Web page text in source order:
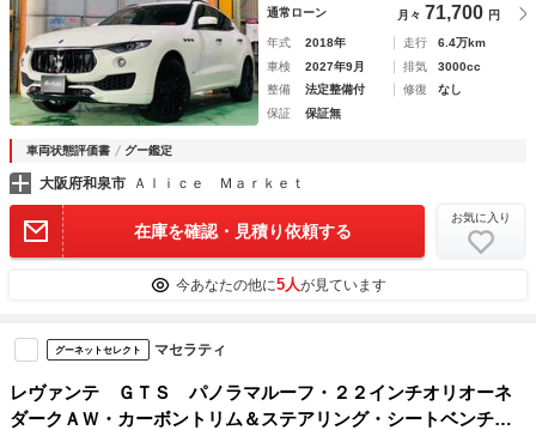
通常ローン 月々 71,700 円
年式 2018年 走行
6.4万km
車検
2027年9月 排気
3000cc
整備
法定整備付 修復
なし
保証
保証無
車両状態評価書 グー鑑定
大阪府和泉市 Ａｌｉｃｅ Ｍａｒｋｅｔ
在庫を確認・見積り依頼する
お気に入り
今あなたの他に5人が見ています
グーネットセレクト マセラティ
レヴァンテ ＧＴＳ パノラマルーフ・２２インチオリオーネ
ダークＡＷ・カーボントリム＆ステアリング・シートベンチレ